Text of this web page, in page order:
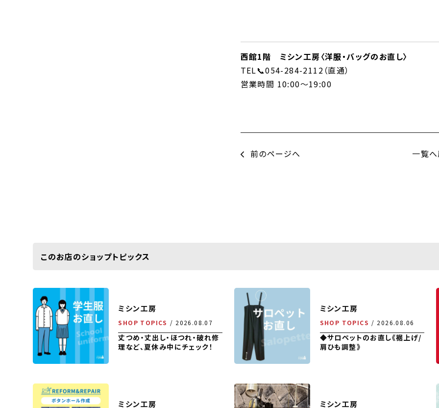
西館1階 ミシン工房〈洋服・バッグのお直し〉
TEL📞054-284-2112（直通）
営業時間 10:00～19:00
前のページへ 一覧へ
このお店のショップトピックス
ミシン工房
SHOP TOPICS 2026.08.07
丈つめ・丈出し・ほつれ・破れ修
理など、夏休み中にチェック！
ミシン工房
SHOP TOPICS 2026.08.06
◆サロペットのお直し《裾上げ/
肩ひも調整》
ミシン工房 ミシン工房